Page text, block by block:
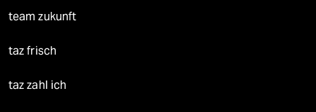
team zukunft
taz frisch
taz zahl ich